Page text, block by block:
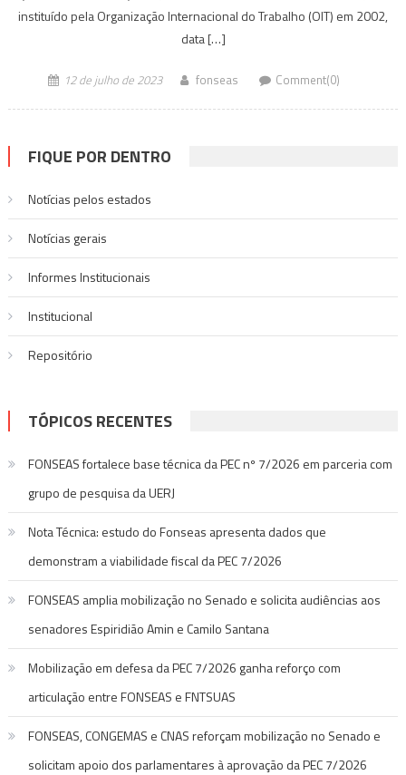
instituído pela Organização Internacional do Trabalho (OIT) em 2002,
data […]
12 de julho de 2023 fonseas Comment(0)
FIQUE POR DENTRO
Notícias pelos estados
Notí­cias gerais
Informes Institucionais
Institucional
Repositório
TÓPICOS RECENTES
FONSEAS fortalece base técnica da PEC nº 7/2026 em parceria com
grupo de pesquisa da UERJ
Nota Técnica: estudo do Fonseas apresenta dados que
demonstram a viabilidade fiscal da PEC 7/2026
FONSEAS amplia mobilização no Senado e solicita audiências aos
senadores Espiridião Amin e Camilo Santana
Mobilização em defesa da PEC 7/2026 ganha reforço com
articulação entre FONSEAS e FNTSUAS
FONSEAS, CONGEMAS e CNAS reforçam mobilização no Senado e
solicitam apoio dos parlamentares à aprovação da PEC 7/2026